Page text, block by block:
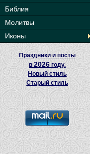
Библия
Молитвы
Иконы
Праздники и посты
в2026 году.
Новый стиль
Старый стиль